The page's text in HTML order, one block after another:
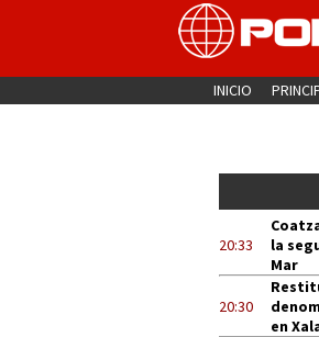
INICIO
20:33
la
Mar
20:30
en